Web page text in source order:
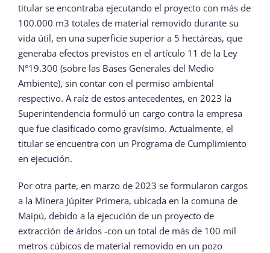
titular se encontraba ejecutando el proyecto con más de
100.000 m3 totales de material removido durante su
vida útil, en una superficie superior a 5 hectáreas, que
generaba efectos previstos en el artículo 11 de la Ley
N°19.300 (sobre las Bases Generales del Medio
Ambiente), sin contar con el permiso ambiental
respectivo. A raíz de estos antecedentes, en 2023 la
Superintendencia formuló un cargo contra la empresa
que fue clasificado como gravísimo. Actualmente, el
titular se encuentra con un Programa de Cumplimiento
en ejecución.
Por otra parte, en marzo de 2023 se formularon cargos
a la Minera Júpiter Primera, ubicada en la comuna de
Maipú, debido a la ejecución de un proyecto de
extracción de áridos -con un total de más de 100 mil
metros cúbicos de material removido en un pozo